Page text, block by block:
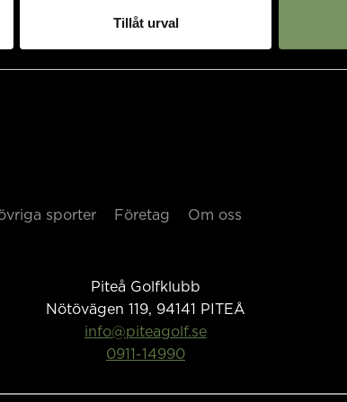
Tillåt urval
sporter Företag Om oss
Piteå Golfklubb
Nötövägen 119, 94141
PITEÅ
info@piteagolf.se
0911-14990